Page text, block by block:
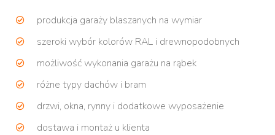
produkcja garaży blaszanych na wymiar
szeroki wybór kolorów RAL i drewnopodobnych
możliwość wykonania garażu na rąbek
różne typy dachów i bram
drzwi, okna, rynny i dodatkowe wyposażenie
dostawa i montaż u klienta